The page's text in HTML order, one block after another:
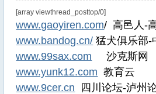
[array viewthread_posttop/0]
www.gaoyiren.com/ 高邑人-
www.bandog.cn/ 猛犬俱乐部-
www.99sax.com 沙克斯网
www.yunk12.com 教育云
www.9cer.cn 四川论坛-泸州